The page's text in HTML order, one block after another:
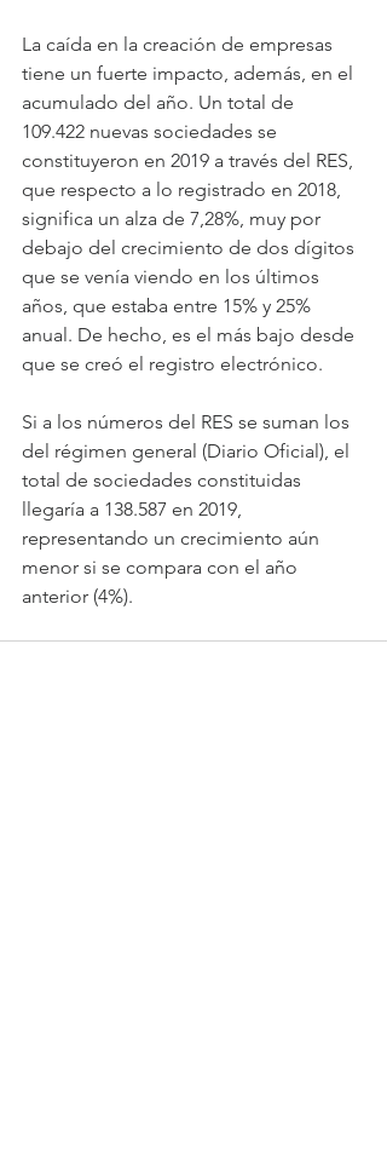
La caída en la creación de empresas
tiene un fuerte impacto, además, en el
acumulado del año. Un total de
109.422 nuevas sociedades se
constituyeron en 2019 a través del RES,
que respecto a lo registrado en 2018,
significa un alza de 7,28%, muy por
debajo del crecimiento de dos dígitos
que se venía viendo en los últimos
años, que estaba entre 15% y 25%
anual. De hecho, es el más bajo desde
que se creó el registro electrónico.
Si a los números del RES se suman los
del régimen general (Diario Oficial), el
total de sociedades constituidas
llegaría a 138.587 en 2019,
representando un crecimiento aún
menor si se compara con el año
anterior (4%).